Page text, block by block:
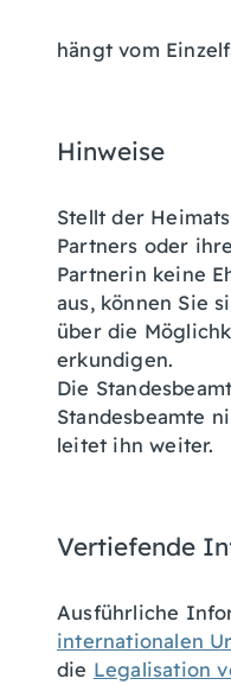
hängt vom
Hinweise
Stellt der
Partners oder
Partnerin keine
aus, können Sie
über die
erkundigen.
Die
Standesbeamte
leitet ihn weiter.
Vertiefende
Ausführliche
internationalen
die Legalisation